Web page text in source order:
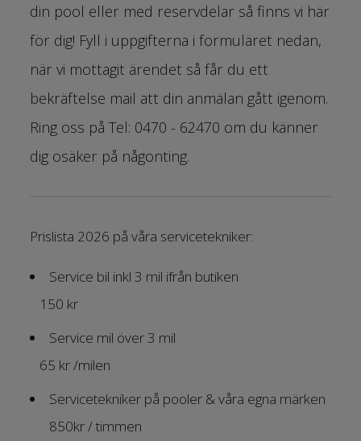
din pool eller med reservdelar så finns vi här
för dig! Fyll i uppgifterna i formuläret nedan,
när vi mottagit ärendet så får du ett
bekräftelse mail att din anmälan gått igenom.
Ring oss på Tel: 0470 - 62470 om du känner
dig osäker på någonting.
Prislista 2026 på våra servicetekniker:
Service bil inkl 3 mil ifrån butiken
150 kr
Service mil över 3 mil
65 kr /milen
Servicetekniker på pooler & våra egna märken
850kr / timmen